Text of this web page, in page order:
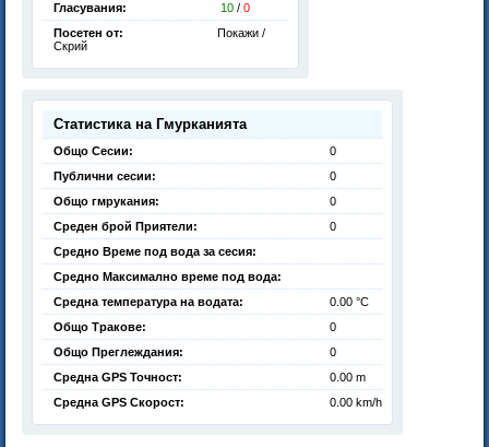
Гласувания:
10 / 0
Посетен от:
Покажи /
Скрий
Статистика на Гмурканията
Общо Сесии:
0
Публични сесии:
0
Общо гмрукания:
0
Среден брой Приятели:
0
Средно Време под вода за сесия:
Средно Максимално време под вода:
Средна температура на водата:
0.00 °C
Общо Тракове:
0
Общо Преглеждания:
0
Средна GPS Точност:
0.00 m
Средна GPS Скорост:
0.00 km/h